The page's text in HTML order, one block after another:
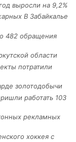
выросли на 9,2%
В Забайкалье
482 обращения
области
потратили
золотодобычи
работать 103
рекламных
хоккея с